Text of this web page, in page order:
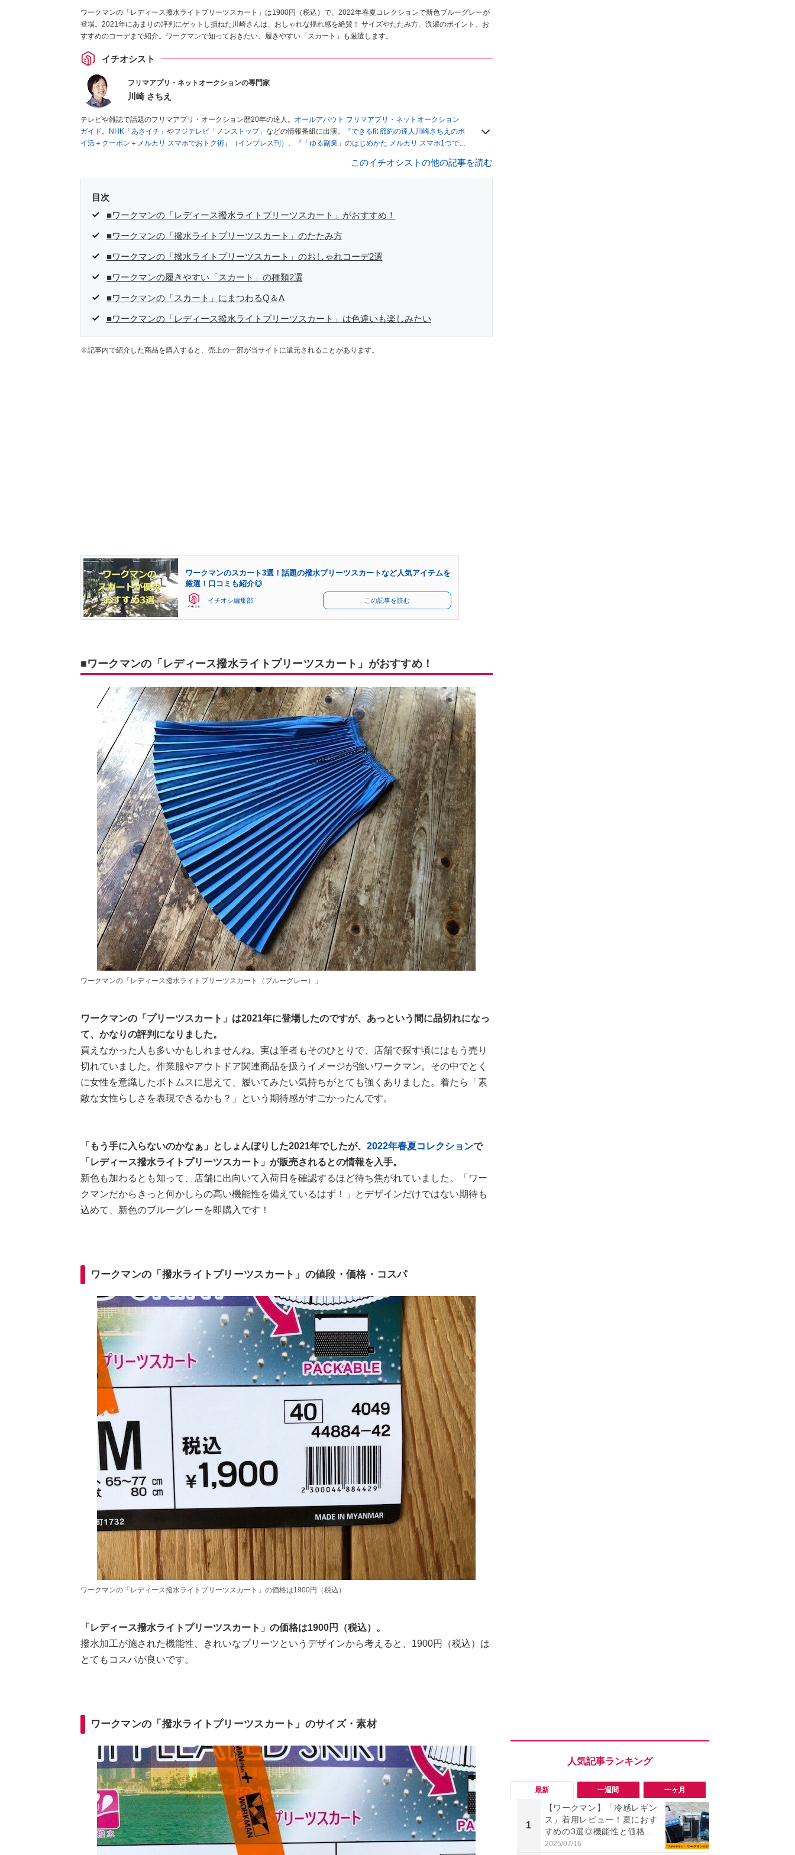
ワークマンの「レディース撥水ライトプリーツスカート」は1900円（税込）で、2022年春夏コレクションで新色ブルーグレーが
登場。2021年にあまりの評判にゲットし損ねた川崎さんは、おしゃれな揺れ感を絶賛！ サイズやたたみ方、洗濯のポイント、お
すすめのコーデまで紹介。ワークマンで知っておきたい、履きやすい「スカート」も厳選します。
イチオシスト
フリマアプリ・ネットオークションの専門家
川崎 さちえ
テレビや雑誌で話題のフリマアプリ・オークション歴20年の達人。
オールアバウト フリマアプリ・ネットオークション
ガイド。 NHK「あさイチ」 やフジテレビ「ノンストップ」 などの情報番組に出演。
『できるfit 節約の達人川崎さちえのポ
イ活＋クーポン＋メルカリ スマホでおトク術』（インプレス刊） 、
『「ゆる副業」のはじめかた メルカリ スマホ1つでス
■経歴：2003年、夫が子育てをするために、突然会社を辞める。翌月からの給料が０円になり、家にいながら、しかも空
いた時間でできるオークションに目をつける。しかし、取引の仕方がわからずに、まずは落札者として参加。その後、出
を生活の一部に取り入れるべく、「ネットオークションやフリマアプリは生活のインフラになる」という考えを持つ。ま
た消費税増税の社会においては、ネットオークションやフリマアプリが家計の救世主になりえると考え、業者とは違う視
このイチオシストの他の記事を読む
目次
■ワークマンの「レディース撥水ライトプリーツスカート」がおすすめ！
■ワークマンの「撥水ライトプリーツスカート」のたたみ方
■ワークマンの「撥水ライトプリーツスカート」のおしゃれコーデ2選
■ワークマンの履きやすい「スカート」の種類2選
■ワークマンの「スカート」にまつわるQ＆A
■ワークマンの「レディース撥水ライトプリーツスカート」は色違いも楽しみたい
※記事内で紹介した商品を購入すると、売上の一部が当サイトに還元されることがあります。
ワークマンのスカート3選！話題の撥水プリーツスカートなど人気アイテムを
厳選！口コミも紹介◎
イチオシ編集部 この記事を読む
■ワークマンの「レディース撥水ライトプリーツスカート」がおすすめ！
ワークマンの「レディース撥水ライトプリーツスカート（ブルーグレー）」
ワークマンの「プリーツスカート」は2021年に登場したのですが、あっという間に品切れになっ
て、かなりの評判になりました。
買えなかった人も多いかもしれませんね。実は筆者もそのひとりで、店舗で探す頃にはもう売り
切れていました。作業服やアウトドア関連商品を扱うイメージが強いワークマン。その中でとく
に女性を意識したボトムスに思えて、履いてみたい気持ちがとても強くありました。着たら「素
敵な女性らしさを表現できるかも？」という期待感がすごかったんです。
「もう手に入らないのかなぁ」としょんぼりした2021年でしたが、 2022年春夏コレクションで
「レディース撥水ライトプリーツスカート」が販売されるとの情報を入手。
新色も加わるとも知って、店舗に出向いて入荷日を確認するほど待ち焦がれていました。「ワー
クマンだからきっと何かしらの高い機能性を備えているはず！」とデザインだけではない期待も
込めて、新色のブルーグレーを即購入です！
ワークマンの「撥水ライトプリーツスカート」の値段・価格・コスパ
ワークマンの「レディース撥水ライトプリーツスカート」の価格は1900円（税込）
「レディース撥水ライトプリーツスカート」の価格は1900円（税込）。
撥水加工が施された機能性、きれいなプリーツというデザインから考えると、1900円（税込）は
とてもコスパが良いです。
ワークマンの「撥水ライトプリーツスカート」のサイズ・素材
最新 一週間 一ヶ月
1
【ワークマン】「冷感レギン
ス」着用レビュー！夏におす
すめの3選◎機能性と価格比
較
2025/07/16